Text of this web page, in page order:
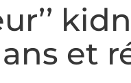
et